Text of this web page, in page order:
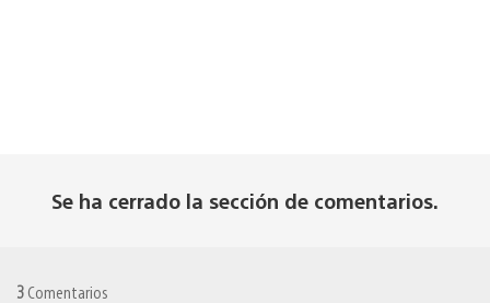
Se ha cerrado la sección de comentarios.
3 Comentarios